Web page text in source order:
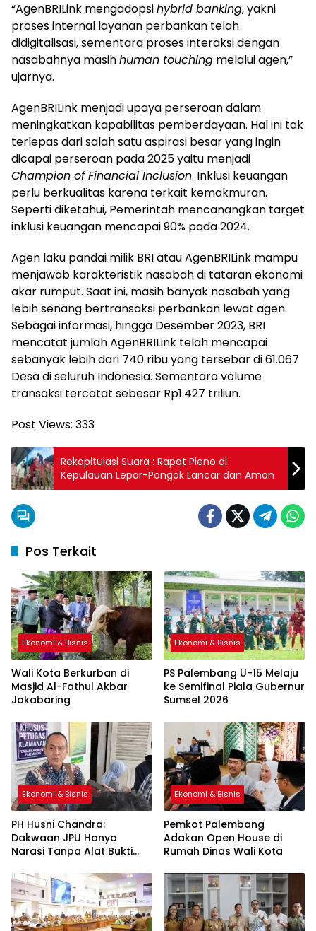
“AgenBRILink mengadopsihybrid banking, yakni
proses internal layanan perbankan telah
didigitalisasi, sementara proses interaksi dengan
nasabahnya masihhuman touching melalui agen,”
ujarnya.
AgenBRILink menjadi upaya perseroan dalam
meningkatkan kapabilitas pemberdayaan. Hal ini tak
terlepas dari salah satu aspirasi besar yang ingin
dicapai perseroan pada 2025 yaitu menjadi
Champion of Financial Inclusion. Inklusi keuangan
perlu berkualitas karena terkait kemakmuran.
Seperti diketahui, Pemerintah mencanangkan target
inklusi keuangan mencapai 90% pada 2024.
Agen laku pandai milik BRI atau AgenBRILink mampu
menjawab karakteristik nasabah di tataran ekonomi
akar rumput. Saat ini, masih banyak nasabah yang
lebih senang bertransaksi perbankan lewat agen.
Sebagai informasi, hingga Desember 2023, BRI
mencatat jumlah AgenBRILink telah mencapai
sebanyak lebih dari 740 ribu yang tersebar di 61.067
Desa di seluruh Indonesia. Sementara volume
transaksi tercatat sebesar Rp1.427 triliun.
Post Views: 333
Rekapitulasi Suara : Rapat Pleno di
Kepulauan Lepar-Pongok Lancar dan Aman
Pos Terkait
Ekonomi & Bisnis
Wali Kota Berkurban di
Masjid Al-Fathul Akbar
Jakabaring
Ekonomi & Bisnis
PS Palembang U-15 Melaju
ke Semifinal Piala Gubernur
Sumsel 2026
Ekonomi & Bisnis
PH Husni Chandra:
Dakwaan JPU Hanya
Narasi Tanpa Alat Bukti
Ekonomi & Bisnis
Pemkot Palembang
Adakan Open House di
Rumah Dinas Wali Kota